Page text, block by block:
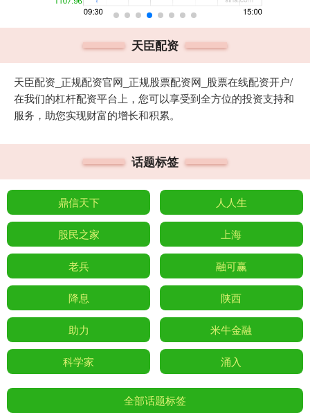
天臣配资
天臣配资_正规配资官网_正规股票配资网_股票在线配资开户/
在我们的杠杆配资平台上，您可以享受到全方位的投资支持和
服务，助您实现财富的增长和积累。
话题标签
鼎信天下 人人生
股民之家 上海
老兵 融可赢
降息 陕西
助力 米牛金融
科学家 涌入
全部话题标签